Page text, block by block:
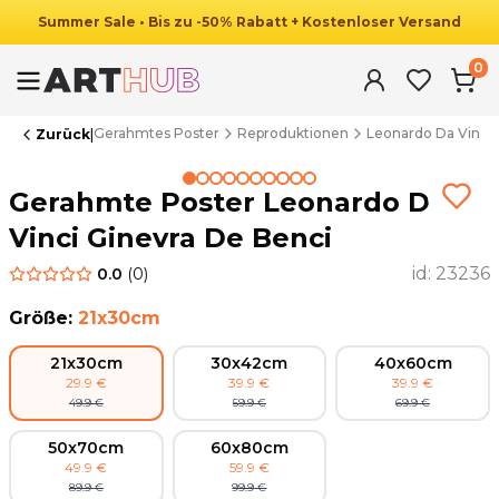
Summer Sale • Bis zu -50% Rabatt + Kostenloser Versand
0
Zurück Gerahmtes Poster Reproduktionen Leonardo Da Vinci
Gerahmte Poster Leonardo Da
Vinci Ginevra De Benci
0.0 (0) id: 23236
Größe: 21x30cm
21x30cm
29.9 €
49.9 €
30x42cm
39.9 €
59.9 €
40x60cm
39.9 €
69.9 €
50x70cm
49.9 €
89.9 €
60x80cm
59.9 €
99.9 €